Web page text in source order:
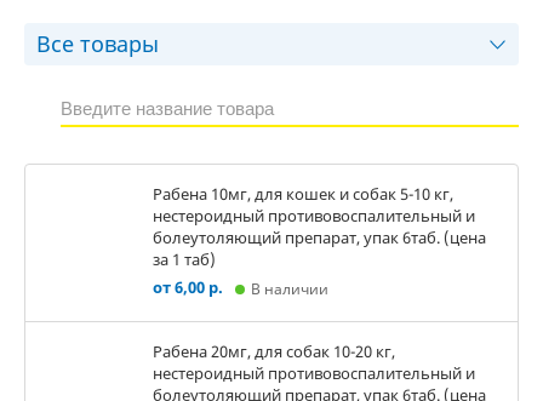
Рабена 10мг, для кошек и собак 5-10 кг,
нестероидный противовоспалительный и
болеутоляющий препарат, упак 6таб. (цена
за 1 таб)
от 6,00 р.
В наличии
Рабена 20мг, для собак 10-20 кг,
нестероидный противовоспалительный и
болеутоляющий препарат, упак 6таб. (цена